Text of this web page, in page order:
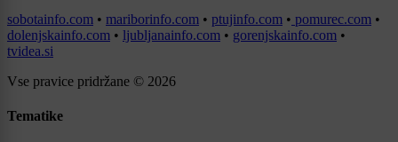
sobotainfo.com • mariborinfo.com • ptujinfo.com • pomurec.com •
dolenjskainfo.com • ljubljanainfo.com • gorenjskainfo.com •
tvidea.si
Vse pravice pridržane © 2026
Tematike